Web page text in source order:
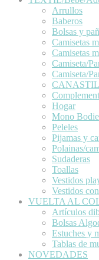
Arrullos
Baberos
Bolsas y
Camisetas
Camisetas
Camiseta/
Camiseta/
Hogar
Mono
Peleles
Pijamas y
Polainas/
Sudaderas
Toallas
Vestidos
Vestidos
VUELTA AL
Artículos
Bolsas
Estuches y
Tablas de
NOVEDADES